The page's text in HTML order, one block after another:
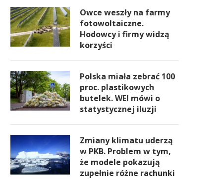
Owce weszły na farmy
fotowoltaiczne.
Hodowcy i firmy widzą
korzyści
Polska miała zebrać 100
proc. plastikowych
butelek. WEI mówi o
statystycznej iluzji
Zmiany klimatu uderzą
w PKB. Problem w tym,
że modele pokazują
zupełnie różne rachunki